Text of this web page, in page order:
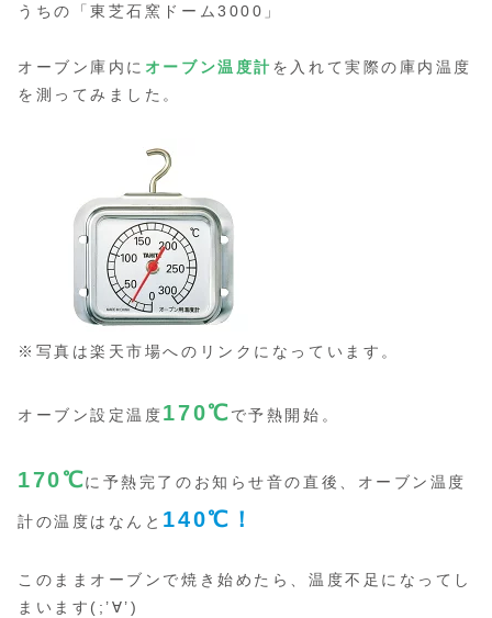
うちの「東芝石窯ドーム3000」
オーブン庫内に オーブン温度計 を入れて実際の庫内温度
を測ってみました。
※写真は楽天市場へのリンクになっています。
オーブン設定温度170℃で予熱開始。
170℃に予熱完了のお知らせ音の直後、オーブン温度
計の温度はなんと 140℃！
このままオーブンで焼き始めたら、温度不足になってし
まいます(;’∀’)